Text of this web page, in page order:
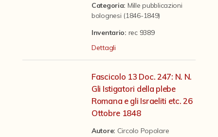
Categoria: Mille pubblicazioni
bolognesi (1846-1849)
Inventario: rec 9389
Dettagli
Fascicolo 13 Doc. 247: N. N.
Gli Istigatori della plebe
Romana e gli Israeliti etc. 26
Ottobre 1848
Autore: Circolo Popolare